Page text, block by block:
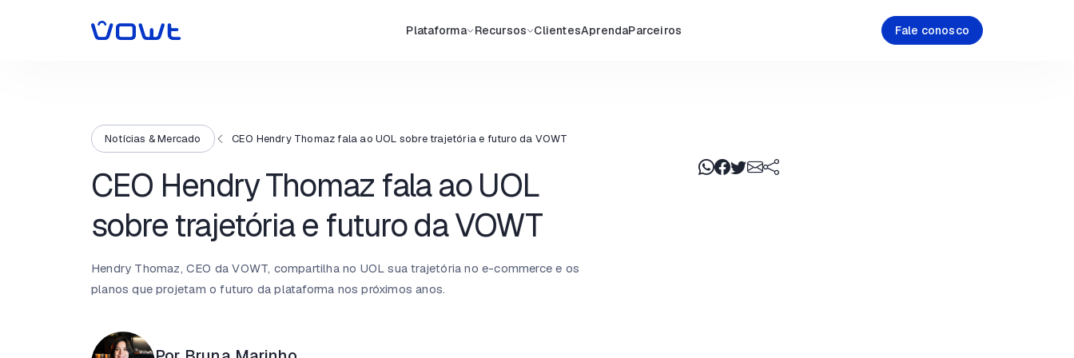
Plataforma Recursos ClientesAprendaParceiros Fale conosco
Notícias & Mercado CEO Hendry Thomaz fala ao UOL sobre trajetória e futuro da VOWT
CEO Hendry Thomaz fala ao UOL
sobre trajetória e futuro da VOWT
Hendry Thomaz, CEO da VOWT, compartilha no UOL sua trajetória no e-commerce e os
planos que projetam o futuro da plataforma nos próximos anos.